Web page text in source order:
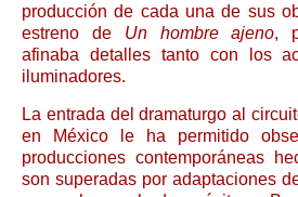
producción de cada una de sus
estreno de Un hombre ajeno,
afinaba detalles tanto con los
iluminadores.
La entrada del dramaturgo al
en México le ha permitido
producciones contemporáneas
son superadas por adaptaciones